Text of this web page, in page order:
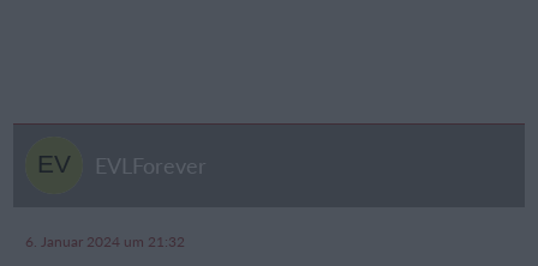
EVLForever
6. Januar 2024 um 21:32